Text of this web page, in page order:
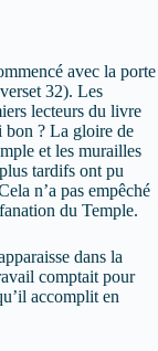
avec la porte
32). Les
lecteurs du livre
bon ? La gloire de
et les murailles
tardifs ont pu
n’a pas empêché
du Temple.
dans la
comptait pour
accomplit en